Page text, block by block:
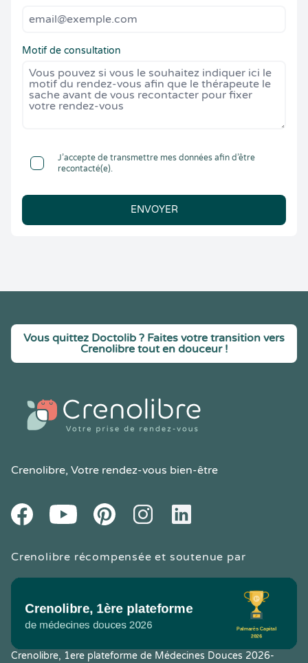
Motif de consultation
J’accepte de transmettre mes données afin d’être
recontacté(e).
ENVOYER
Vous quittez Doctolib ? Faites votre transition vers
Crenolibre tout en douceur !
Crenolibre, Votre rendez-vous bien-être
FacebookYoutube PinteresetInstagramLinkedIn
Crenolibre récompensée et soutenue par
Crenolibre, 1ere plateforme de Médecines Douces 2026-